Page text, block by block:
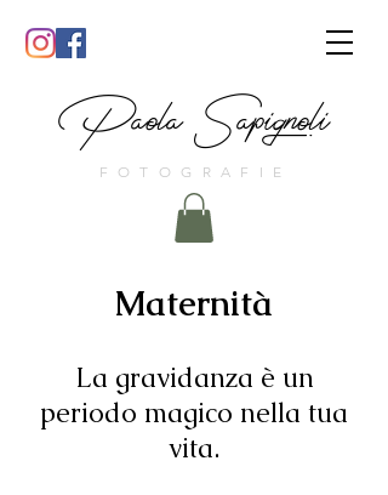
Paola Sapignoli
FOTOGRAFIE
Maternità
La gravidanza è un
periodo magico nella tua
vita.